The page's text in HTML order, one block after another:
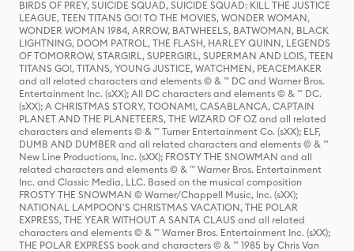
BIRDS OF PREY, SUICIDE SQUAD, SUICIDE SQUAD: KILL THE JUSTICE
LEAGUE, TEEN TITANS GO! TO THE MOVIES, WONDER WOMAN,
WONDER WOMAN 1984, ARROW, BATWHEELS, BATWOMAN, BLACK
LIGHTNING, DOOM PATROL, THE FLASH, HARLEY QUINN, LEGENDS
OF TOMORROW, STARGIRL, SUPERGIRL, SUPERMAN AND LOIS, TEEN
TITANS GO!, TITANS, YOUNG JUSTICE, WATCHMEN, PEACEMAKER
and all related characters and elements © & ™ DC and Warner Bros.
Entertainment Inc. (sXX); All DC characters and elements © & ™ DC.
(sXX); A CHRISTMAS STORY, TOONAMI, CASABLANCA, CAPTAIN
PLANET AND THE PLANETEERS, THE WIZARD OF OZ and all related
characters and elements © & ™ Turner Entertainment Co. (sXX); ELF,
DUMB AND DUMBER and all related characters and elements © & ™
New Line Productions, Inc. (sXX); FROSTY THE SNOWMAN and all
related characters and elements © & ™ Warner Bros. Entertainment
Inc. and Classic Media, LLC. Based on the musical composition
FROSTY THE SNOWMAN © Warner/Chappell Music, Inc. (sXX);
NATIONAL LAMPOON'S CHRISTMAS VACATION, THE POLAR
EXPRESS, THE YEAR WITHOUT A SANTA CLAUS and all related
characters and elements © & ™ Warner Bros. Entertainment Inc. (sXX);
THE POLAR EXPRESS book and characters © & ™ 1985 by Chris Van